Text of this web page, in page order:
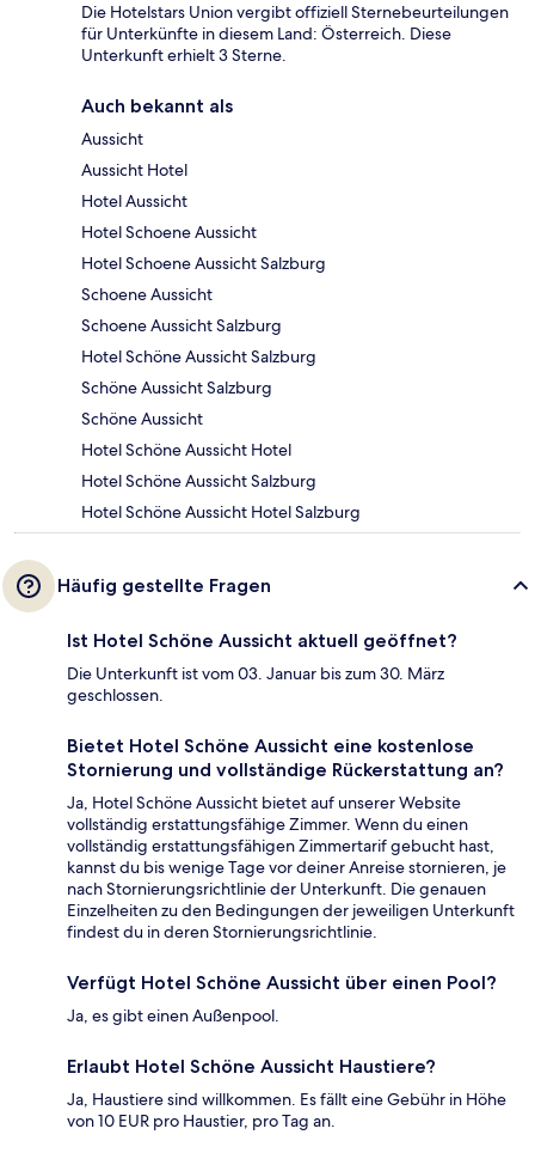
Die Hotelstars Union vergibt offiziell Sternebeurteilungen
für Unterkünfte in diesem Land: Österreich. Diese
Unterkunft erhielt 3 Sterne.
Auch bekannt als
Aussicht
Aussicht Hotel
Hotel Aussicht
Hotel Schoene Aussicht
Hotel Schoene Aussicht Salzburg
Schoene Aussicht
Schoene Aussicht Salzburg
Hotel Schöne Aussicht Salzburg
Schöne Aussicht Salzburg
Schöne Aussicht
Hotel Schöne Aussicht Hotel
Hotel Schöne Aussicht Salzburg
Hotel Schöne Aussicht Hotel Salzburg
Häufig gestellte Fragen
Ist Hotel Schöne Aussicht aktuell geöffnet?
Die Unterkunft ist vom 03. Januar bis zum 30. März
geschlossen.
Bietet Hotel Schöne Aussicht eine kostenlose
Stornierung und vollständige Rückerstattung an?
Ja, Hotel Schöne Aussicht bietet auf unserer Website
vollständig erstattungsfähige Zimmer. Wenn du einen
vollständig erstattungsfähigen Zimmertarif gebucht hast,
kannst du bis wenige Tage vor deiner Anreise stornieren, je
nach Stornierungsrichtlinie der Unterkunft. Die genauen
Einzelheiten zu den Bedingungen der jeweiligen Unterkunft
findest du in deren Stornierungsrichtlinie.
Verfügt Hotel Schöne Aussicht über einen Pool?
Ja, es gibt einen Außenpool.
Erlaubt Hotel Schöne Aussicht Haustiere?
Ja, Haustiere sind willkommen. Es fällt eine Gebühr in Höhe
von 10 EUR pro Haustier, pro Tag an.